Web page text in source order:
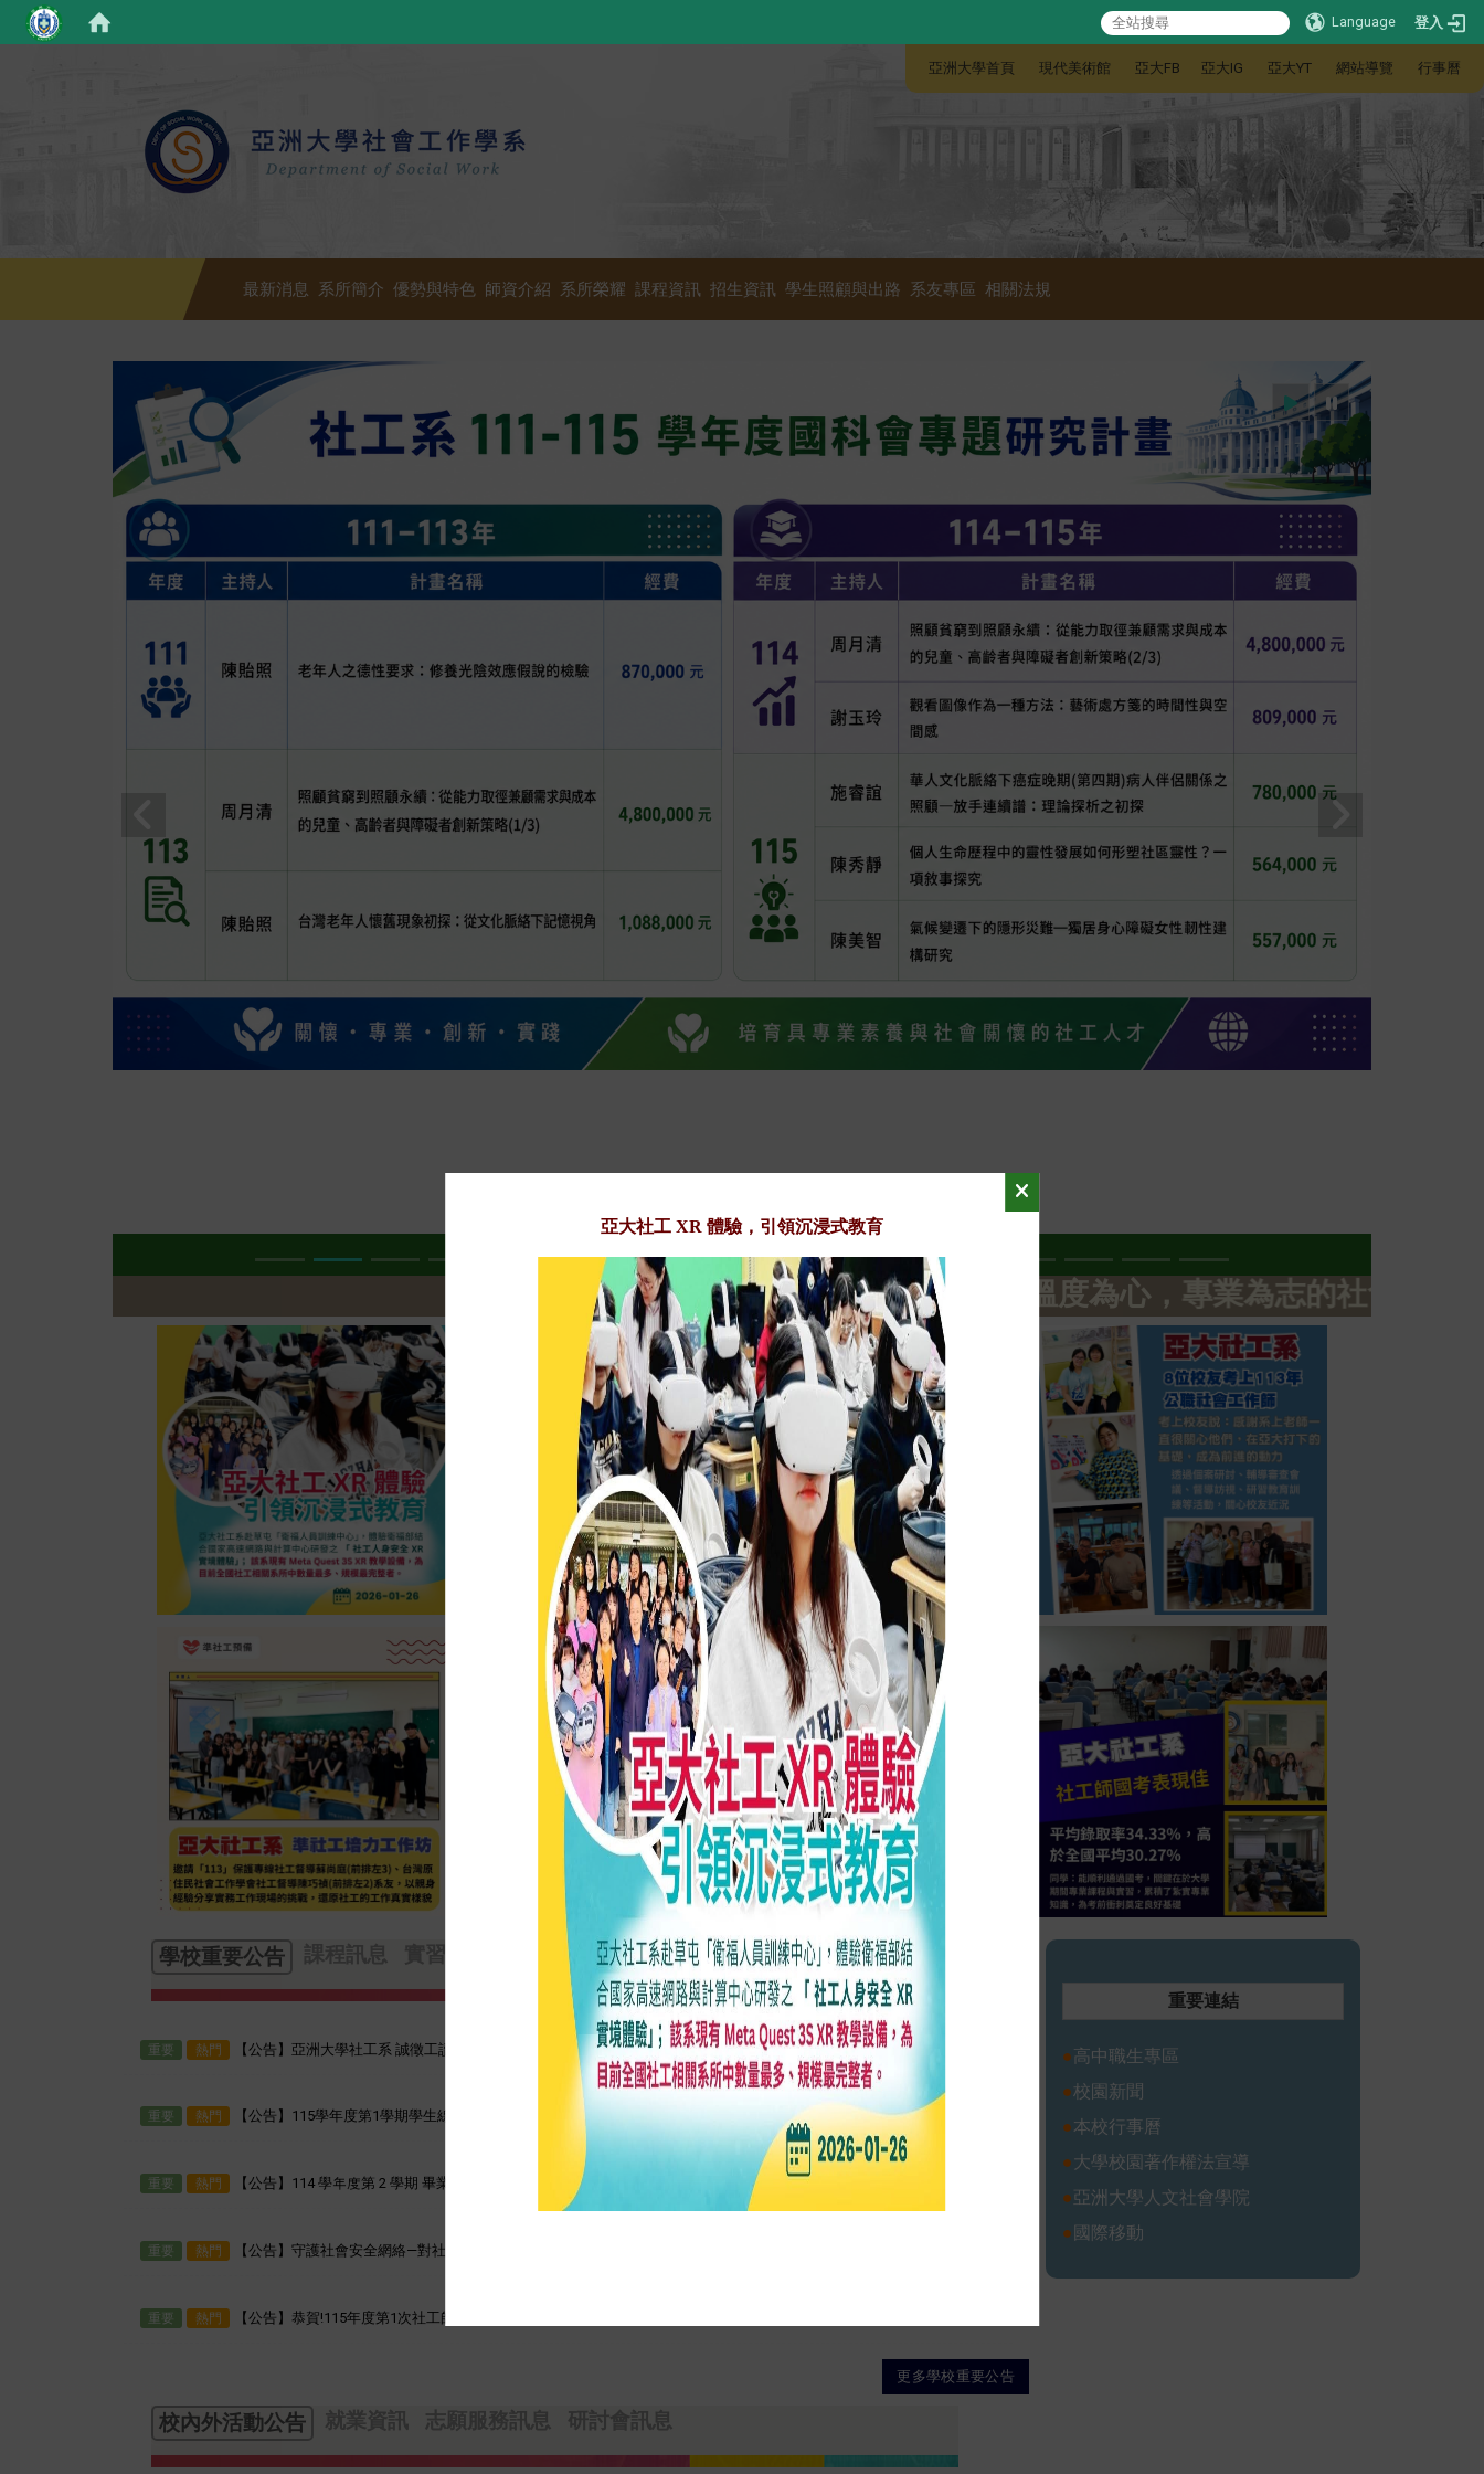
Language 登入
亞洲大學首頁 現代美術館 亞大FB 亞大IG 亞大YT 網站導覽 行事曆
最新消息 系所簡介 優勢與特色 師資介紹 系所榮耀 課程資訊 招生資訊 學生照顧與出路 系友專區 相關法規
♡ 培育以溫度為心，專業為志的社會工作人才 ♡
學校重要公告 課程訊息 實習公告 修業規則 表單下載 高中職專區
重要 熱門 【公告】亞洲大學社工系 誠徵工讀生 2026-07-22
重要 熱門 【公告】115學年度第1學期學生線上辦理【延修】、【選課】、【繳費】公告 2026-06-23
重要 熱門 【公告】114 學年度第 2 學期 畢業資格審查、離校程序與學位證書領取公告
重要 熱門 【公告】守護社會安全網絡—對社工專業角色之聲明
重要 熱門 【公告】恭賀!115年度第1次社工師專技高考榜單
更多學校重要公告
校內外活動公告 就業資訊 志願服務訊息 研討會訊息
重要連結
●高中職生專區
●校園新聞
●本校行事曆
●大學校園著作權法宣導
●亞洲大學人文社會學院
● 國際移動
亞大社工 XR 體驗，引領沉浸式教育